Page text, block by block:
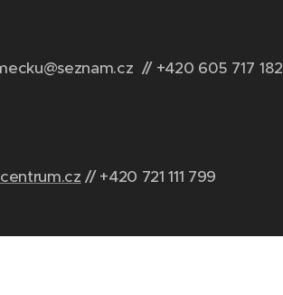
// +420 605 717 182
// +420 721 111 799